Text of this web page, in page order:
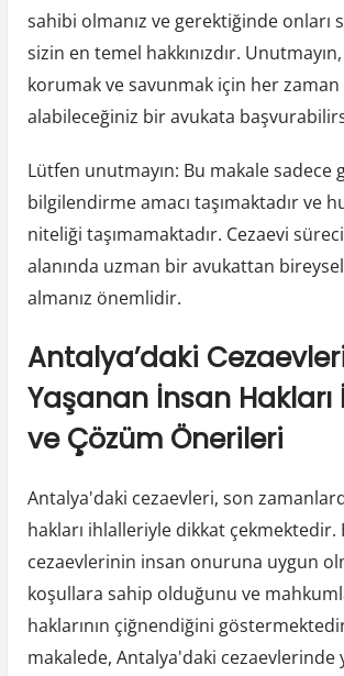
sahibi olmanız ve gerektiğinde onları
sizin en temel hakkınızdır. Unutmayın,
korumak ve savunmak için her
alabileceğiniz bir avukata
Lütfen unutmayın: Bu makale sadece
bilgilendirme amacı taşımaktadır ve
niteliği taşımamaktadır. Cezaevi
alanında uzman bir avukattan bireysel
almanız önemlidir.
Antalya’daki
Yaşanan İnsan Hakları
ve Çözüm Önerileri
Antalya'daki cezaevleri, son
hakları ihlalleriyle dikkat çekmektedir.
cezaevlerinin insan onuruna uygun
koşullara sahip olduğunu ve
haklarının çiğnendiğini
makalede, Antalya'daki cezaevlerinde